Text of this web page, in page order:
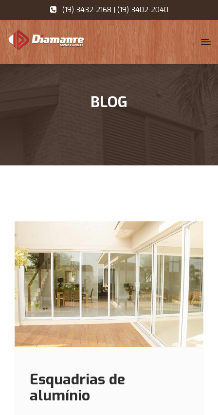
(19) 3432-2168 | (19) 3402-2040
BLOG
Esquadrias de
alumínio